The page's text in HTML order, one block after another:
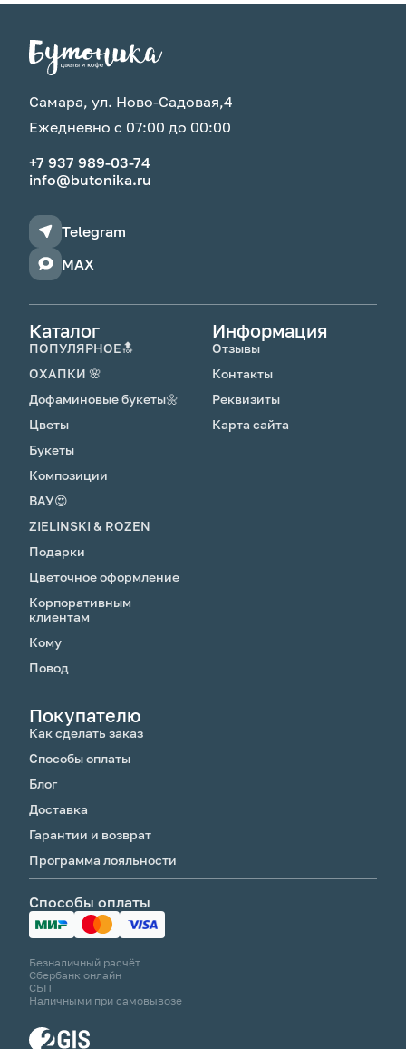
Самара, ул. Ново-Садовая,4
Ежедневно с 07:00 до 00:00
+7 937 989-03-74
info@butonika.ru
Telegram
MAX
Каталог
ПОПУЛЯРНОЕ🔝
ОХАПКИ 🌸
Дофаминовые букеты🌼
Цветы
Букеты
Композиции
ВАУ😍
ZIELINSKI & ROZEN
Подарки
Цветочное оформление
Корпоративным
клиентам
Кому
Повод
Информация
Отзывы
Контакты
Реквизиты
Карта сайта
Покупателю
Как сделать заказ
Способы оплаты
Блог
Доставка
Гарантии и возврат
Программа лояльности
Способы оплаты
Безналичный расчёт
Сбербанк онлайн
СБП
Наличными при самовывозе